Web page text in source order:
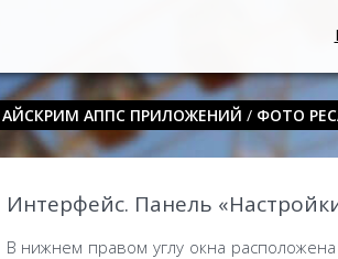
АППС ПРИЛОЖЕНИЙ / ФОТО
Интерфейс. Панель
В нижнем правом углу окна